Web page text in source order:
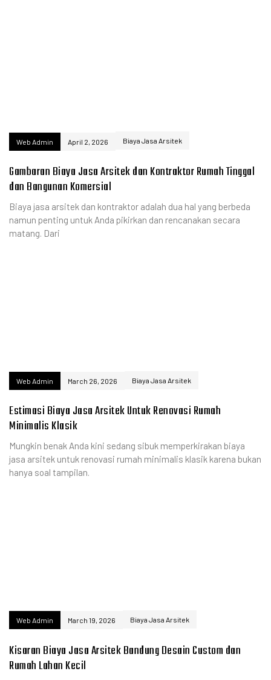
Web Admin April 2, 2026 Biaya Jasa Arsitek
Gambaran Biaya Jasa Arsitek dan Kontraktor Rumah Tinggal
dan Bangunan Komersial
Biaya jasa arsitek dan kontraktor adalah dua hal yang berbeda
namun penting untuk Anda pikirkan dan rencanakan secara
matang. Dari
Web Admin March 26, 2026 Biaya Jasa Arsitek
Estimasi Biaya Jasa Arsitek Untuk Renovasi Rumah
Minimalis Klasik
Mungkin benak Anda kini sedang sibuk memperkirakan biaya
jasa arsitek untuk renovasi rumah minimalis klasik karena bukan
hanya soal tampilan.
Web Admin March 19, 2026 Biaya Jasa Arsitek
Kisaran Biaya Jasa Arsitek Bandung Desain Custom dan
Rumah Lahan Kecil